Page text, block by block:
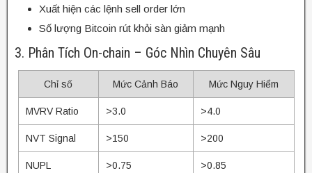
Xuất hiện các lệnh sell order lớn
Số lượng Bitcoin rút khỏi sàn giảm mạnh
3. Phân Tích On-chain – Góc Nhìn Chuyên Sâu
Chỉ số Mức Cảnh Báo Mức Nguy Hiểm
MVRV Ratio >3.0 >4.0
NVT Signal >150 >200
NUPL >0.75 >0.85